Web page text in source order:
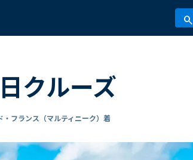
search
クルーズ
フランス（マルティニーク）着